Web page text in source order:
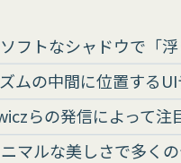
フトなシャドウで「
ムの中間に位置する
らの発信によって注
マルな美しさで多く